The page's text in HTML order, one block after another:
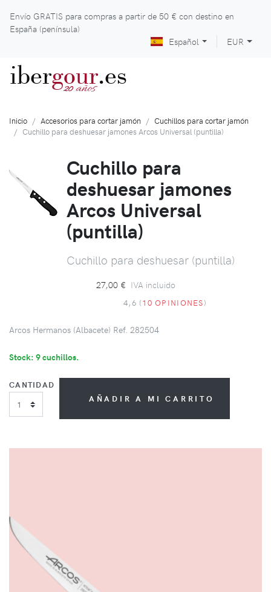
Envío GRATIS para compras a partir de 50 € con destino en
España (península)
Español
EUR
ibergour
20 años .es
Inicio Accesorios para cortar jamón
Cuchillos para cortar jamón
Cuchillo para deshuesar jamones Arcos Universal (puntilla)
Cuchillo para
deshuesar jamones
Arcos Universal
(puntilla)
Cuchillo para deshuesar (puntilla)
27,00 € IVA incluido
4,6 (10 OPINIONES)
Arcos Hermanos (Albacete) Ref. 282504
Stock: 9 cuchillos.
CANTIDAD
AÑADIR A MI CARRITO